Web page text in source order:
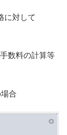
に対して
数料の計算等
合